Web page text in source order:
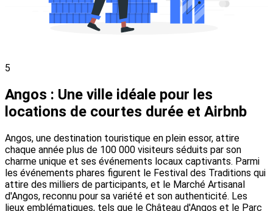
5
Angos : Une ville idéale pour les
locations de courtes durée et Airbnb
Angos, une destination touristique en plein essor, attire
chaque année plus de 100 000 visiteurs séduits par son
charme unique et ses événements locaux captivants. Parmi
les événements phares figurent le Festival des Traditions qui
attire des milliers de participants, et le Marché Artisanal
d'Angos, reconnu pour sa variété et son authenticité. Les
lieux emblématiques, tels que le Château d'Angos et le Parc